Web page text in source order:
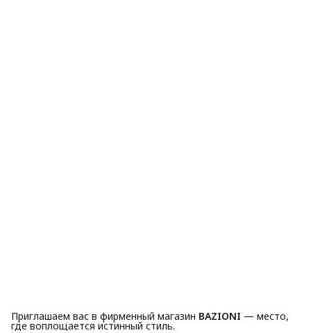
Приглашаем вас в фирменный магазин BAZIONI — место,
где воплощается истинный стиль.